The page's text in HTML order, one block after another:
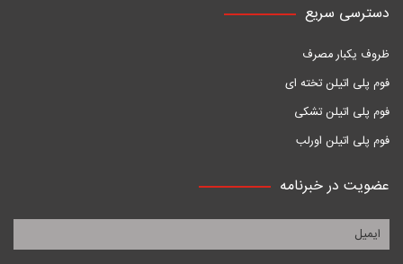
دسترسی سریع
ظروف یکبار مصرف
فوم پلی اتیلن تخته ای
فوم پلی اتیلن تشکی
فوم پلی اتیلن اورلب
عضویت در خبرنامه